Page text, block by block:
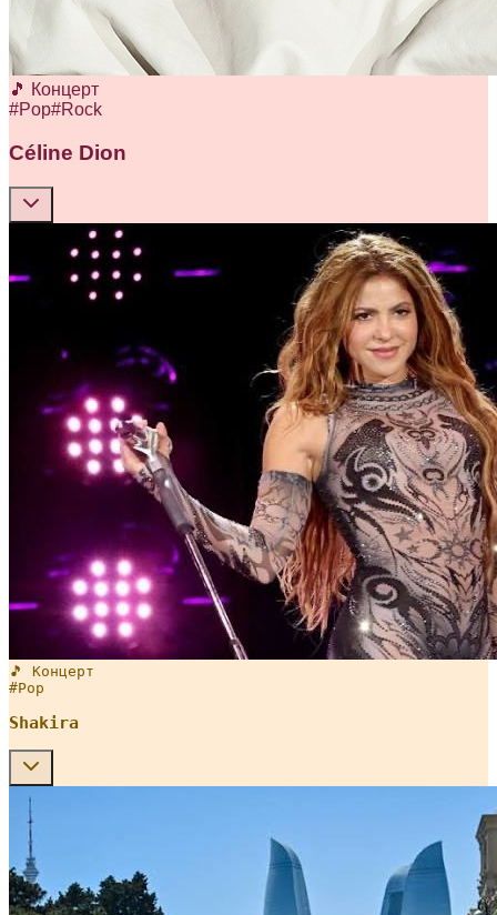
🎵 Концерт
#Pop#Rock
Céline Dion
🎵 Концерт
#Pop
Shakira